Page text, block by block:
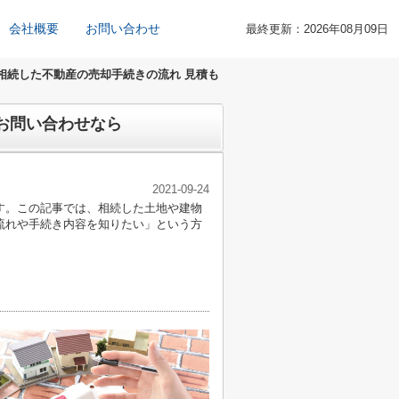
会社概要 お問い合わせ 最終更新：2026年08月09日
続した不動産の売却手続きの流れ 見積も
問い合わせなら
2021-09-24
この記事では、相続した土地や建物
や手続き内容を知りたい」という方